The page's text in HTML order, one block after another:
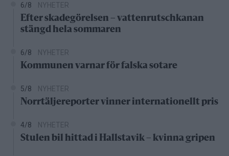
6/8 NYHETER
Efter skadegörelsen – vattenrutschkanan
stängd hela sommaren
6/8 NYHETER
Kommunen varnar för falska sotare
5/8 NYHETER
Norrtäljereporter vinner internationellt pris
4/8 NYHETER
Stulen bil hittad i Hallstavik – kvinna gripen